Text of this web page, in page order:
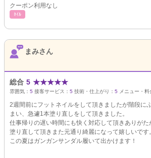
クーポン利用なし
ﾈｲﾙ
まみさん
総合 5 ★★★★★
雰囲気： 5 接客サービス： 5 技術・仕上がり： 5 メニュー・料
2週間前にフットネイルをして頂きましたが階段に
まい、急遽1本塗り直しをして頂きました。
仕事帰りの遅い時間にも快く対応して頂きありがた
塗り直して頂きまた元通り綺麗になって嬉しいです。
この夏はガンガンサンダル履いて出かけます！